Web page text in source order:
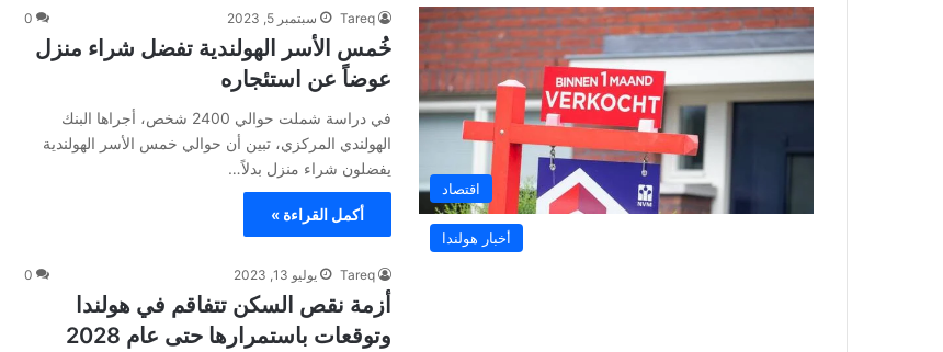
اقتصاد
Tareq سبتمبر 5, 2023 0
خُمس الأسر الهولندية تفضل شراء منزل
عوضاً عن استئجاره
في دراسة شملت حوالي 2400 شخص، أجراها البنك
الهولندي المركزي، تبين أن حوالي خمس الأسر الهولندية
يفضلون شراء منزل بدلاً…
أكمل القراءة »
أخبار هولندا
Tareq يوليو 13, 2023 0
أزمة نقص السكن تتفاقم في هولندا
وتوقعات باستمرارها حتى عام 2028